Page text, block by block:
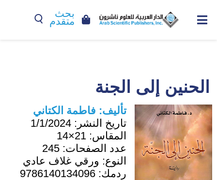
بحث
متقدم
الحنين إلى الجنة
تأليف: فاطمة الكتاني
تاريخ النشر: 1/1/2024
المقاس: 21×14
عدد الصفحات: 245
النوع: ورقي غلاف عادي
ردمك: 9786140134096